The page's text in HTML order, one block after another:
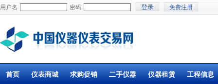
用户名 密码 免费注册
首页 仪表商城 求购促销 二手仪器 仪器租赁 工程信息